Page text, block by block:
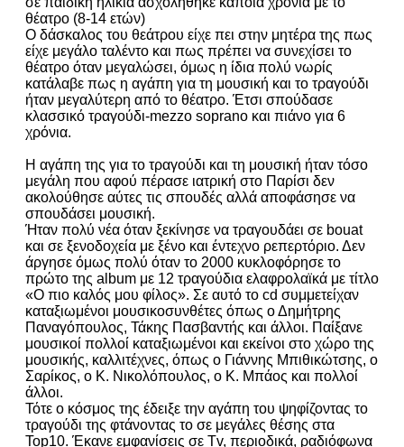
θέατρο (8-14 ετών)
Ο δάσκαλος του θεάτρου είχε πει στην μητέρα της πως
είχε μεγάλο ταλέντο και πως πρέπει να συνεχίσει το
θέατρο όταν μεγαλώσει, όμως η ίδια πολύ νωρίς
κατάλαβε πως η αγάπη για τη μουσική και το τραγούδι
ήταν μεγαλύτερη από το θέατρο. Έτσι σπούδασε
κλασσικό τραγούδι-mezzo soprano και πιάνο για 6
χρόνια.
Η αγάπη της για το τραγούδι και τη μουσική ήταν τόσο
μεγάλη που αφού πέρασε ιατρική στο Παρίσι δεν
ακολούθησε αύτες τις σπουδές αλλά αποφάσησε να
σπουδάσει μουσική.
Ήταν πολύ νέα όταν ξεκίνησε να τραγουδάει σε bouat
και σε ξενοδοχεία με ξένο και έντεχνο ρεπερτόριο. Δεν
άργησε όμως πολύ όταν το 2000 κυκλοφόρησε το
πρώτο της album με 12 τραγούδια ελαφρολαϊκά με τίτλο
«Ο πιο καλός μου φίλος». Σε αυτό το cd συμμετείχαν
καταξιωμένοι μουσικοσυνθέτες όπως ο Δημήτρης
Παναγόπουλος, Τάκης Πασβαντής και άλλοι. Παίξανε
μουσικοί πολλοί καταξιωμένοι και εκείνοι στο χώρο της
μουσικής, καλλιτέχνες, όπως ο Γιάννης Μπιθικώτσης, ο
Σαρίκος, ο Κ. Νικολόπουλος, ο Κ. Μπάος και πολλοί
άλλοι.
Τότε ο κόσμος της έδειξε την αγάπη του ψηφίζοντας το
τραγούδι της φτάνοντας το σε μεγάλες θέσης στα
Top10. Έκανε εμφανίσεις σε Tv, περιοδικά, ραδιόφωνα